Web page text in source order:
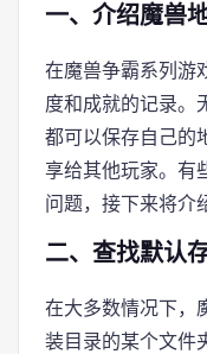
一、介绍魔兽
在魔兽争霸系列游
度和成就的记录。
都可以保存自己的
享给其他玩家。有
问题，接下来将介
二、查找默认
在大多数情况下，
装目录的某个文件